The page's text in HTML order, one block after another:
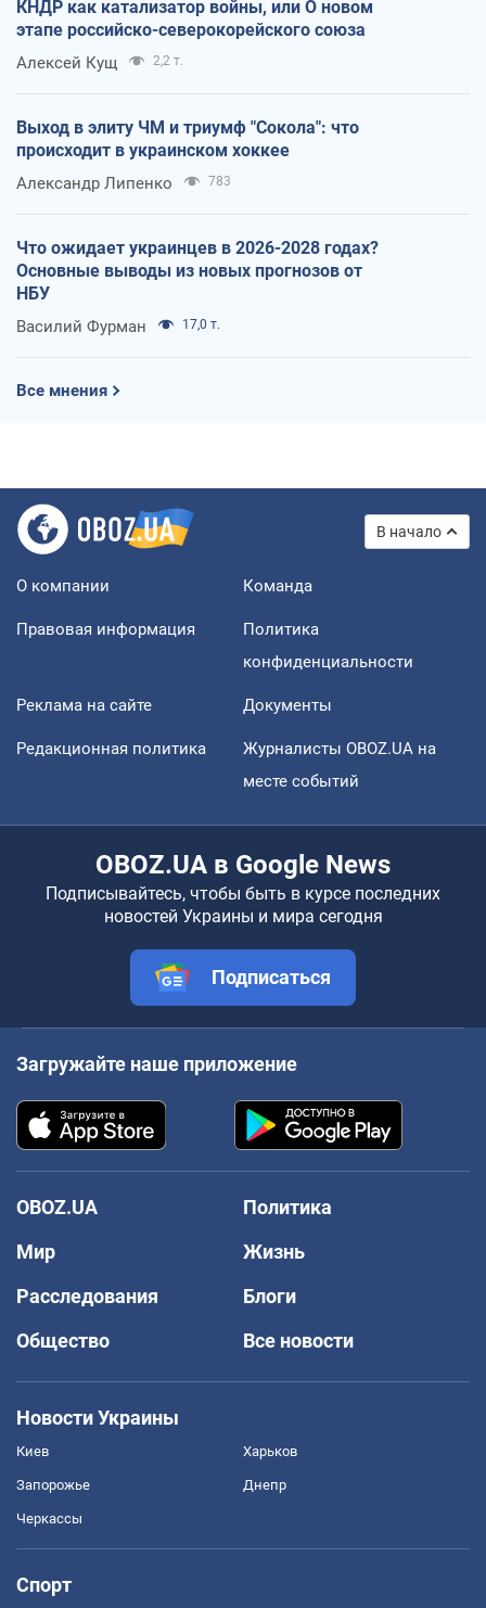
КНДР как катализатор войны, или О новом
этапе российско-северокорейского союза
Алексей Кущ 2,2 т.
Выход в элиту ЧМ и триумф "Сокола": что
происходит в украинском хоккее
Александр Липенко 783
Что ожидает украинцев в 2026-2028 годах?
Основные выводы из новых прогнозов от
НБУ
Василий Фурман 17,0 т.
Все мнения
В начало
О компании Команда
Правовая информация
Политика
конфиденциальности
Реклама на сайте Документы
Редакционная политика
Журналисты OBOZ.UA на
месте событий
OBOZ.UA в Google News
Подписывайтесь, чтобы быть в курсе последних
новостей Украины и мира сегодня
Подписаться
Загружайте наше приложение
OBOZ.UA
Политика
Мир
Жизнь
Расследования
Блоги
Общество
Все новости
Новости Украины
Киев Харьков
Запорожье Днепр
Черкассы
Спорт